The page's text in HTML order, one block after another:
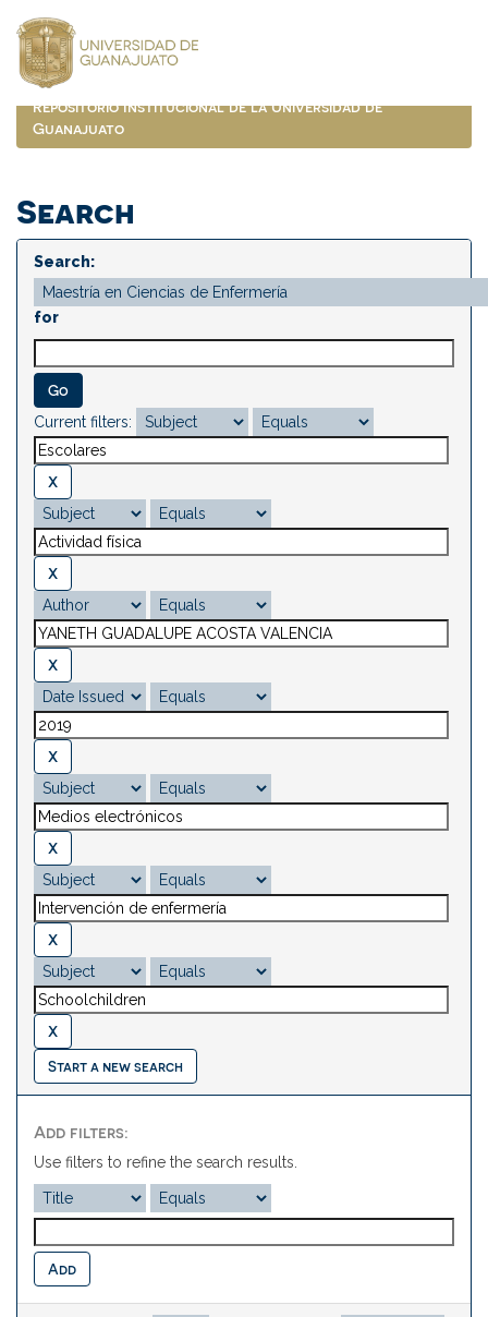
navigation
Repositorio Institucional de la Universidad de
Guanajuato
Search
Search:
for
Current filters:
Start a new search
Add filters:
Use filters to refine the search results.